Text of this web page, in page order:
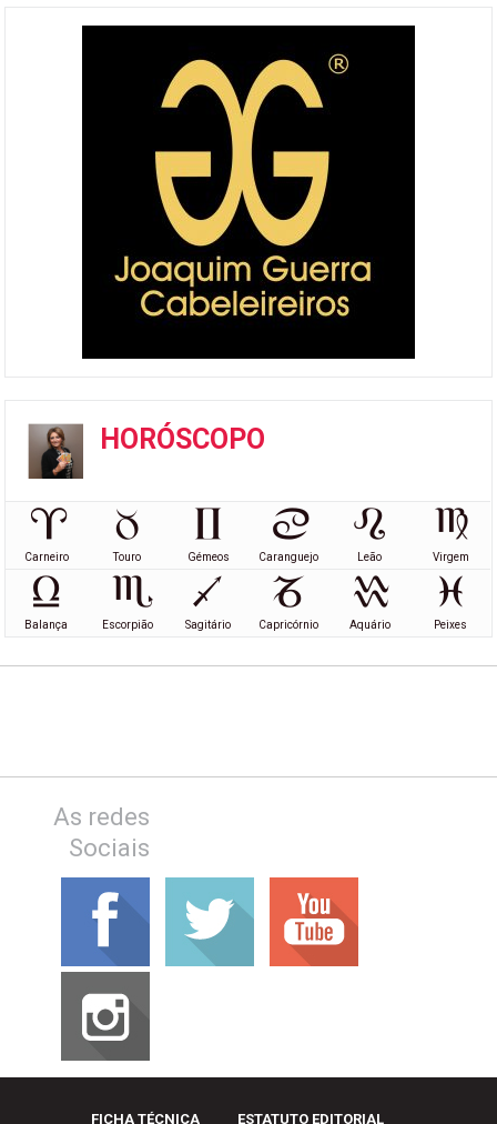
HORÓSCOPO
Carneiro Touro Gémeos Caranguejo Leão Virgem
Balança Escorpião Sagitário Capricórnio Aquário Peixes
As redes
Sociais
FICHA TÉCNICA ESTATUTO EDITORIAL